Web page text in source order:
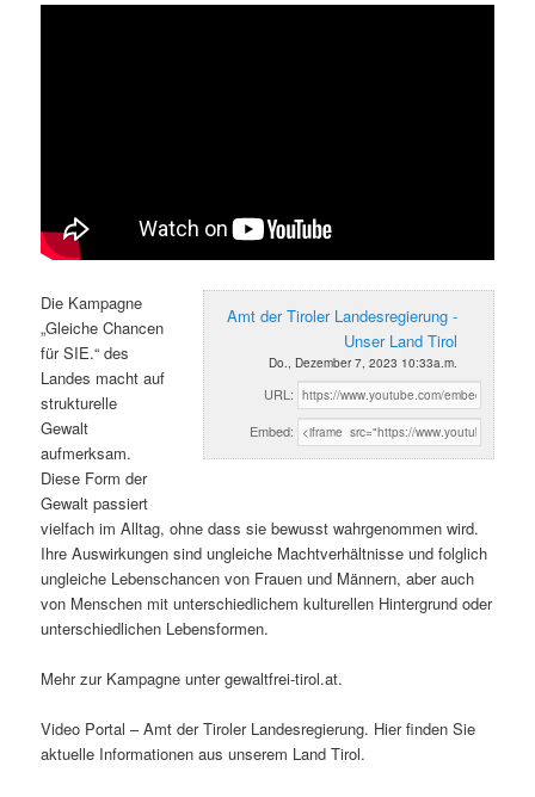
Amt der Tiroler Landesregierung -
Unser Land Tirol
Do., Dezember 7, 2023 10:33a.m.
URL:
Embed:
Die Kampagne
„Gleiche Chancen
für SIE.“ des
Landes macht auf
strukturelle
Gewalt
aufmerksam.
Diese Form der
Gewalt passiert
vielfach im Alltag, ohne dass sie bewusst wahrgenommen wird.
Ihre Auswirkungen sind ungleiche Machtverhältnisse und folglich
ungleiche Lebenschancen von Frauen und Männern, aber auch
von Menschen mit unterschiedlichem kulturellen Hintergrund oder
unterschiedlichen Lebensformen.
Mehr zur Kampagne unter gewaltfrei-tirol.at.
Video Portal – Amt der Tiroler Landesregierung. Hier finden Sie
aktuelle Informationen aus unserem Land Tirol.